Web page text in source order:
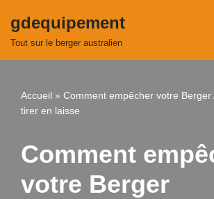
Aller
gdequipement
Tout sur le berger australien
Accueil » Comment empêcher votre Berger
tirer en laisse
Comment
votre Berger